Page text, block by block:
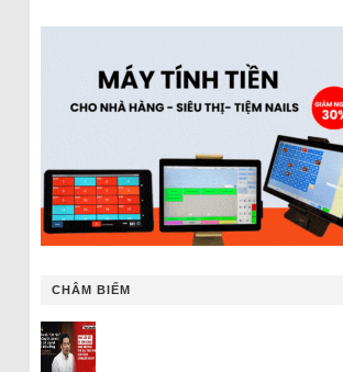
CHÂM BIẾM